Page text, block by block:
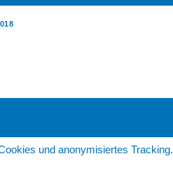
und anonymisiertes Tracking.